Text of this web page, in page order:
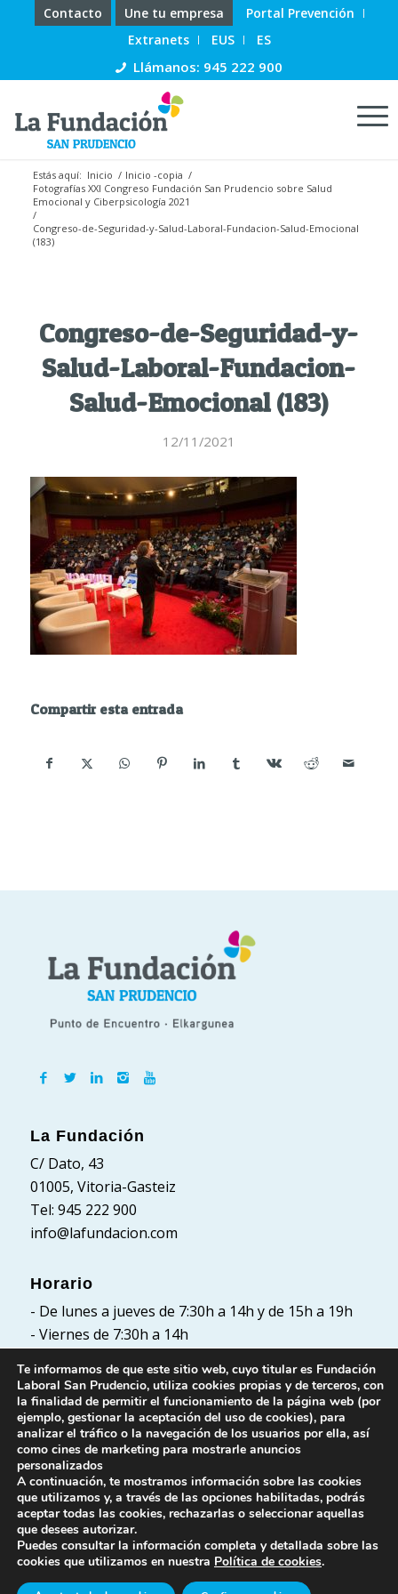
Contacto Une tu empresa
Portal Prevención
Extranets
EUS ES
Llámanos: 945 222 900
Estás aquí: Inicio / Inicio -copia /
Fotografías XXI Congreso Fundación San Prudencio sobre Salud
Emocional y Ciberpsicología 2021
/
Congreso-de-Seguridad-y-Salud-Laboral-Fundacion-Salud-Emocional
(183)
Congreso-de-Seguridad-y-
Salud-Laboral-Fundacion-
Salud-Emocional (183)
12/11/2021
Compartir esta entrada
La Fundación
C/ Dato, 43
01005, Vitoria-Gasteiz
Tel: 945 222 900
info@lafundacion.com
Horario
- De lunes a jueves de 7:30h a 14h y de 15h a 19h
- Viernes de 7:30h a 14h
Políticas
Política de Privacidad
Política de cookies
Aviso Legal
Te informamos de que este sitio web, cuyo titular es Fundación
Laboral San Prudencio, utiliza cookies propias y de terceros, con
la finalidad de permitir el funcionamiento de la página web (por
ejemplo, gestionar la aceptación del uso de cookies), para
analizar el tráfico o la navegación de los usuarios por ella, así
como cines de marketing para mostrarle anuncios
personalizados
A continuación, te mostramos información sobre las cookies
que utilizamos y, a través de las opciones habilitadas, podrás
aceptar todas las cookies, rechazarlas o seleccionar aquellas
que desees autorizar.
Puedes consultar la información completa y detallada sobre las
cookies que utilizamos en nuestra Política de cookies.